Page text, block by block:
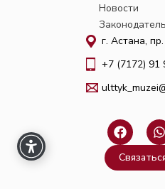
Новости
г. Астана, пр.
+7 (7172) 91
F
a
c
e
h
t